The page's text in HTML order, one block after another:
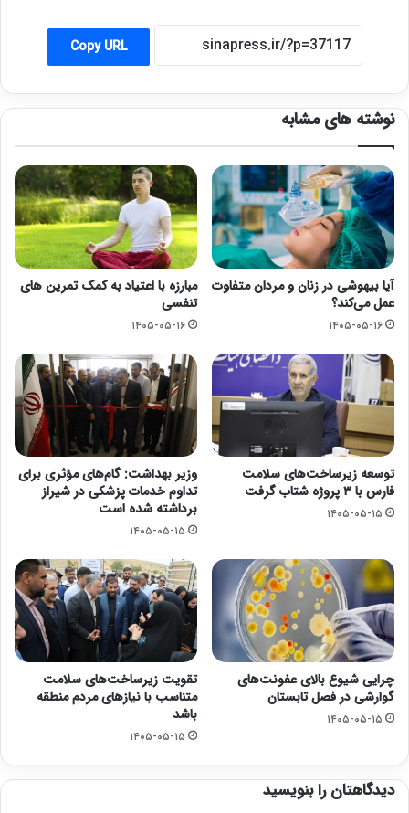
Copy URL
نوشته های مشابه
آیا بیهوشی در زنان و مردان متفاوت
عمل می‌کند؟
۱۴۰۵-۰۵-۱۶
مبارزه با اعتیاد به کمک تمرین های
تنفسی
۱۴۰۵-۰۵-۱۶
توسعه زیرساخت‌های سلامت
فارس با ۳ پروژه شتاب گرفت
۱۴۰۵-۰۵-۱۵
وزیر بهداشت: گام‌های مؤثری برای
تداوم خدمات پزشکی در شیراز
برداشته شده است
۱۴۰۵-۰۵-۱۵
چرایی شیوع بالای عفونت‌های
گوارشی در فصل تابستان
۱۴۰۵-۰۵-۱۵
تقویت زیرساخت‌های سلامت
متناسب با نیازهای مردم منطقه
باشد
۱۴۰۵-۰۵-۱۵
دیدگاهتان را بنویسید